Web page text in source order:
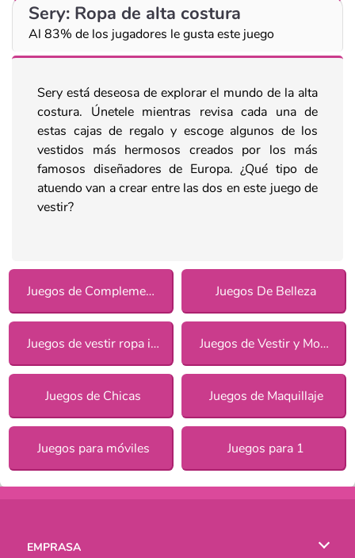
Sery: Ropa de alta costura
Al 83% de los jugadores le gusta este juego
Sery está deseosa de explorar el mundo de la alta
costura. Únetele mientras revisa cada una de
estas cajas de regalo y escoge algunos de los
vestidos más hermosos creados por los más
famosos diseñadores de Europa. ¿Qué tipo de
atuendo van a crear entre las dos en este juego de
vestir?
Juegos de Complementos Juegos De Belleza
Juegos de vestir ropa informal para chicas Juegos de Vestir y Moda
Juegos de Chicas Juegos de Maquillaje
Juegos para móviles Juegos para 1
EMPRASA